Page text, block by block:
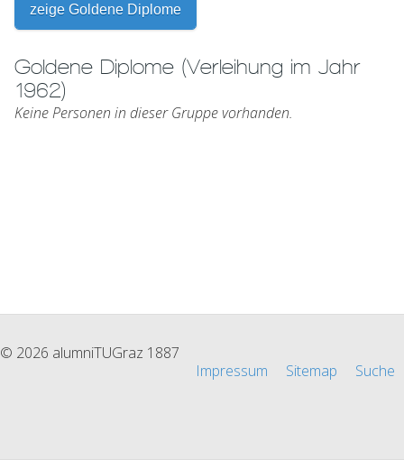
zeige Goldene Diplome
Goldene Diplome (Verleihung im Jahr
1962)
Keine Personen in dieser Gruppe vorhanden.
© 2026 alumniTUGraz 1887
Impressum
Sitemap Suche